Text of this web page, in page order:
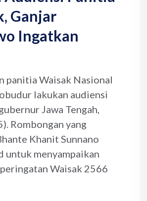
Ganjar
Ingatkan
panitia Waisak Nasional
lakukan audiensi
Jawa Tengah,
Rombongan yang
Khanit Sunnano
untuk menyampaikan
Waisak 2566